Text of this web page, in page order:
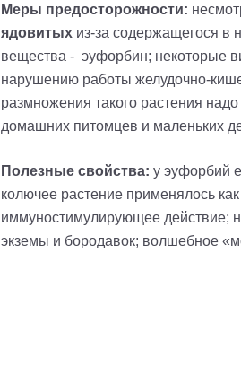
Меры предосторожности:
ядовитых из-за содержащегося в
вещества - эуфорбин; некоторые
нарушению работы желудочно-
размножения такого растения
домашних питомцев и маленьких
Полезные свойства: у эуфорбий
колючее растение применялось
иммуностимулирующее действие;
экземы и бородавок; волшебное